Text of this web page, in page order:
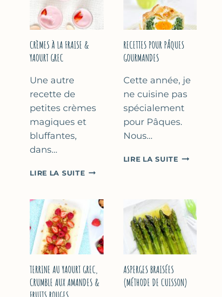
DES
MÈRES
DES
CRÈMES À LA FRAISE &
YAOURT GREC
Une autre
recette de
petites crèmes
magiques et
bluffantes,
dans…
LIRE LA SUITECRÈMES
FRAISE
YAOURT
GREC
RECETTES POUR PÂQUES
GOURMANDES
Cette année, je
ne cuisine pas
spécialement
pour Pâques.
Nous…
LIRE LA SUITERECETTES
TERRINE AU YAOURT GREC,
CRUMBLE AUX AMANDES &
ASPERGES BRAISÉES
(MÉTHODE DE CUISSON)